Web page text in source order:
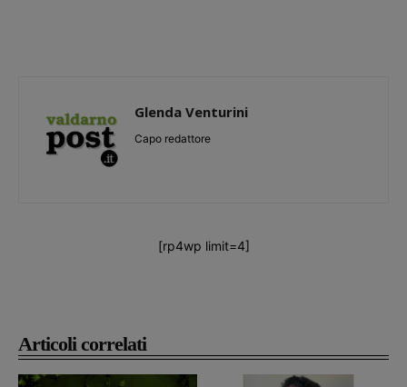
Articoli correlati
Glenda Venturini
Capo redattore
[rp4wp limit=4]